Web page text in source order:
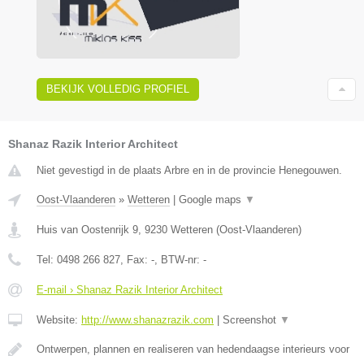
BEKIJK VOLLEDIG PROFIEL
Shanaz Razik Interior Architect
Niet gevestigd in de plaats Arbre en in de provincie Henegouwen.
Oost-Vlaanderen » Wetteren | Google maps ▼
Huis van Oostenrijk 9 9230 Wetteren (Oost-Vlaanderen)
Tel: 0498 266 827 , Fax: - , BTW-nr: -
E-mail › Shanaz Razik Interior Architect
Website: http://www.shanazrazik.com | Screenshot ▼
Ontwerpen, plannen en realiseren van hedendaagse interieurs voor